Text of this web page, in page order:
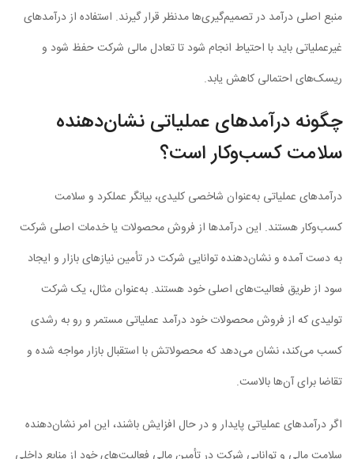
منبع اصلی درآمد در تصمیم‌گیری‌ها مدنظر قرار گیرند. استفاده از درآمدهای
غیرعملیاتی باید با احتیاط انجام شود تا تعادل مالی شرکت حفظ شود و
ریسک‌های احتمالی کاهش یابد.
چگونه درآمدهای عملیاتی نشان‌دهنده
سلامت کسب‌وکار است؟
درآمدهای عملیاتی به‌عنوان شاخصی کلیدی، بیانگر عملکرد و سلامت
کسب‌وکار هستند. این درآمدها از فروش محصولات یا خدمات اصلی شرکت
به دست آمده و نشان‌دهنده توانایی شرکت در تأمین نیازهای بازار و ایجاد
سود از طریق فعالیت‌های اصلی خود هستند. به‌عنوان مثال، یک شرکت
تولیدی که از فروش محصولات خود درآمد عملیاتی مستمر و رو به رشدی
کسب می‌کند، نشان می‌دهد که محصولاتش با استقبال بازار مواجه شده و
تقاضا برای آن‌ها بالاست.
اگر درآمدهای عملیاتی پایدار و در حال افزایش باشند، این امر نشان‌دهنده